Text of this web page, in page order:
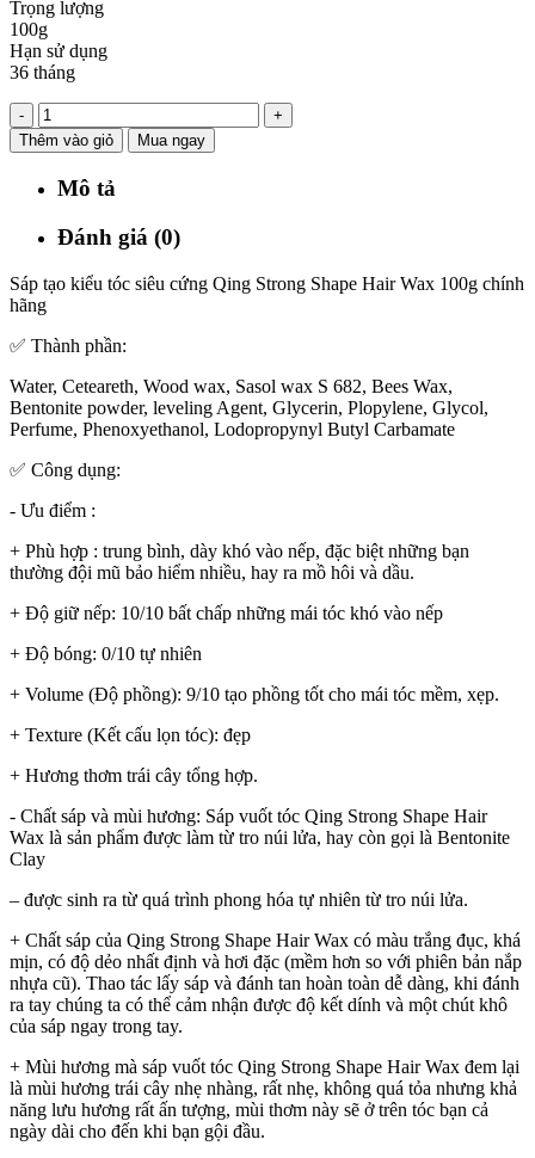
Trọng lượng
100g
Hạn sử dụng
36 tháng
-
+
Thêm vào giỏ
Mua ngay
Mô tả
Đánh giá (0)
Sáp tạo kiểu tóc siêu cứng Qing Strong Shape Hair Wax 100g chính
hãng
✅ Thành phần:
Water, Ceteareth, Wood wax, Sasol wax S 682, Bees Wax,
Bentonite powder, leveling Agent, Glycerin, Plopylene, Glycol,
Perfume, Phenoxyethanol, Lodopropynyl Butyl Carbamate
✅ Công dụng:
- Ưu điểm :
+ Phù hợp : trung bình, dày khó vào nếp, đặc biệt những bạn
thường đội mũ bảo hiểm nhiều, hay ra mồ hôi và dầu.
+ Độ giữ nếp: 10/10 bất chấp những mái tóc khó vào nếp
+ Độ bóng: 0/10 tự nhiên
+ Volume (Độ phồng): 9/10 tạo phồng tốt cho mái tóc mềm, xẹp.
+ Texture (Kết cấu lọn tóc): đẹp
+ Hương thơm trái cây tổng hợp.
- Chất sáp và mùi hương: Sáp vuốt tóc Qing Strong Shape Hair
Wax là sản phẩm được làm từ tro núi lửa, hay còn gọi là Bentonite
Clay
– được sinh ra từ quá trình phong hóa tự nhiên từ tro núi lửa.
+ Chất sáp của Qing Strong Shape Hair Wax có màu trắng đục, khá
mịn, có độ dẻo nhất định và hơi đặc (mềm hơn so với phiên bản nắp
nhựa cũ). Thao tác lấy sáp và đánh tan hoàn toàn dễ dàng, khi đánh
ra tay chúng ta có thể cảm nhận được độ kết dính và một chút khô
của sáp ngay trong tay.
+ Mùi hương mà sáp vuốt tóc Qing Strong Shape Hair Wax đem lại
là mùi hương trái cây nhẹ nhàng, rất nhẹ, không quá tỏa nhưng khả
năng lưu hương rất ấn tượng, mùi thơm này sẽ ở trên tóc bạn cả
ngày dài cho đến khi bạn gội đầu.